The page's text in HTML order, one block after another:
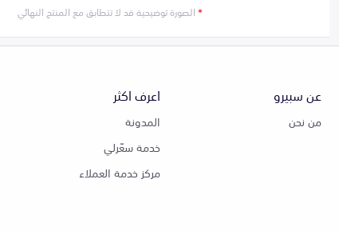
*الصورة توضيحية قد لا تتطابق مع المنتج النهائي
عن سبيرو
من نحن
اعرف اكثر
المدونة
خدمة سعّرلي
مركز خدمة العملاء